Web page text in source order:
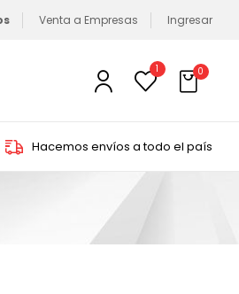
Venta a Empresas Ingresar
1 0
Hacemos envíos a todo el país